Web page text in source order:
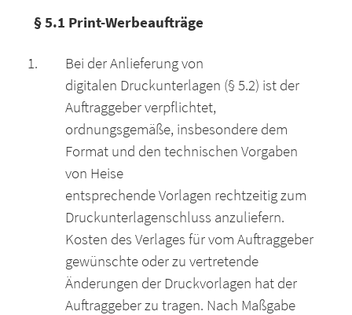
§ 5.1 Print-Werbeaufträge
Bei der Anlieferung von
digitalen Druckunterlagen (§ 5.2) ist der
Auftraggeber verpflichtet,
ordnungsgemäße, insbesondere dem
Format und den technischen Vorgaben
von Heise
entsprechende Vorlagen rechtzeitig zum
Druckunterlagenschluss anzuliefern.
Kosten des Verlages für vom Auftraggeber
gewünschte oder zu vertretende
Änderungen der Druckvorlagen hat der
Auftraggeber zu tragen. Nach Maßgabe